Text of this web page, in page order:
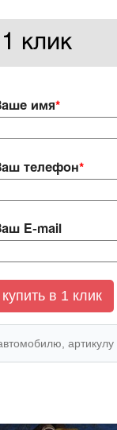
клик
имя*
телефон*
E-mail